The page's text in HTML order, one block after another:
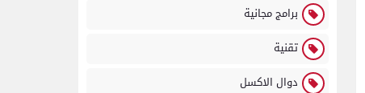
برامج مجانية
تقنية
دوال الاكسل